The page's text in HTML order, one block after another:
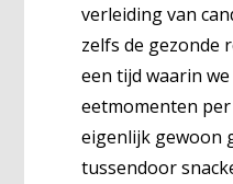
verleiding van
zelfs de gezonde
een tijd waarin
eetmomenten
eigenlijk gewoon
tussendoor